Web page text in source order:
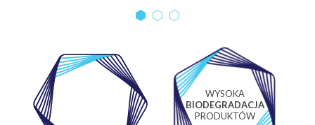
WYSOKA
BIODEGRADACJA
PRODUKTÓW